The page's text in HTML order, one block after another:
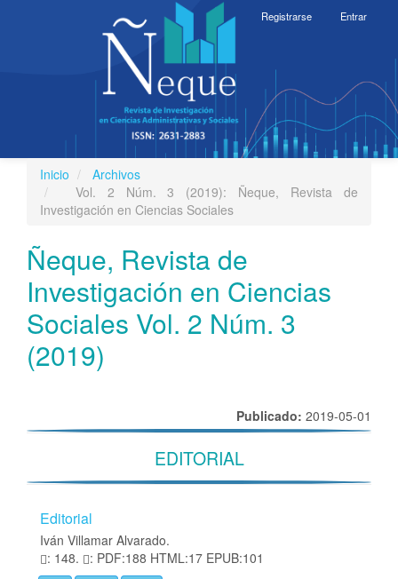
Registrarse Entrar
Inicio
Archivos
Vol. 2 Núm. 3 (2019): Ñeque, Revista de
Investigación en Ciencias Sociales
Ñeque, Revista de
Investigación en Ciencias
Sociales Vol. 2 Núm. 3
(2019)
Publicado: 2019-05-01
EDITORIAL
Editorial
Iván Villamar Alvarado.
: 148.
: PDF:188 HTML:17 EPUB:101